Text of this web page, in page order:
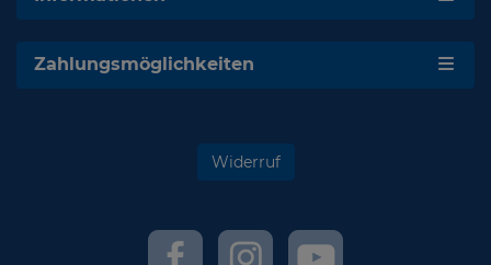
Zahlungsmöglichkeiten
Widerruf